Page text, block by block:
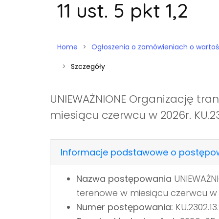
11 ust. 5 pkt 1,2
Home
Ogłoszenia o zamówieniach o
Szczegóły
UNIEWAŻNIONE Organizację
miesiącu czerwcu w 2026r.
Informacje podstawowe o
Nazwa postępowania
terenowe w miesiącu czerwcu w
Numer postępowania: